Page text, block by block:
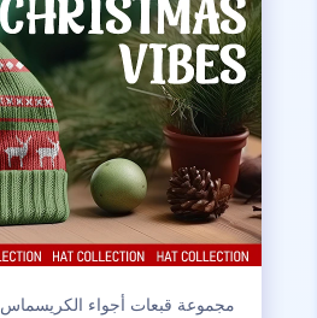
مجموعة قبعات أجواء الكريسماس